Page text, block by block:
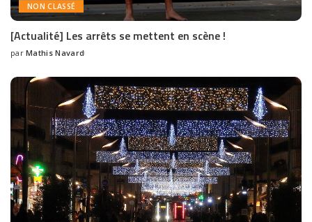
NON CLASSÉ
[Actualité] Les arrêts se mettent en scène !
par Mathis Navard